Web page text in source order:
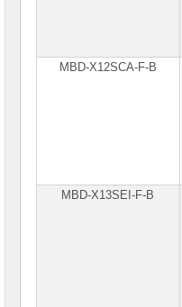
серверные
платы
MBD-X12SCA-F-B
MBD-X13SEI-F-B